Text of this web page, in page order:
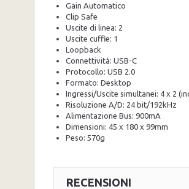
Gain Automatico
Clip Safe
Uscite di linea: 2
Uscite cuffie: 1
Loopback
Connettività: USB-C
Protocollo: USB 2.0
Formato: Desktop
Ingressi/Uscite simultanei: 4 x 2
Risoluzione A/D: 24 bit/192kHz
Alimentazione Bus: 900mA
Dimensioni: 45 x 180 x 99mm
Peso: 570g
RECENSIONI